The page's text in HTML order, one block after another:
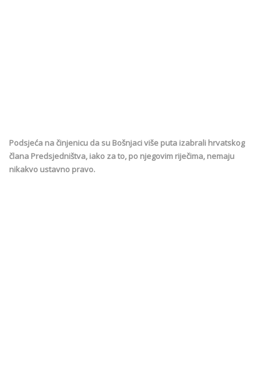
Podsjeća na činjenicu da su Bošnjaci više puta izabrali hrvatskog
člana Predsjedništva, iako za to, po njegovim riječima, nemaju
nikakvo ustavno pravo.